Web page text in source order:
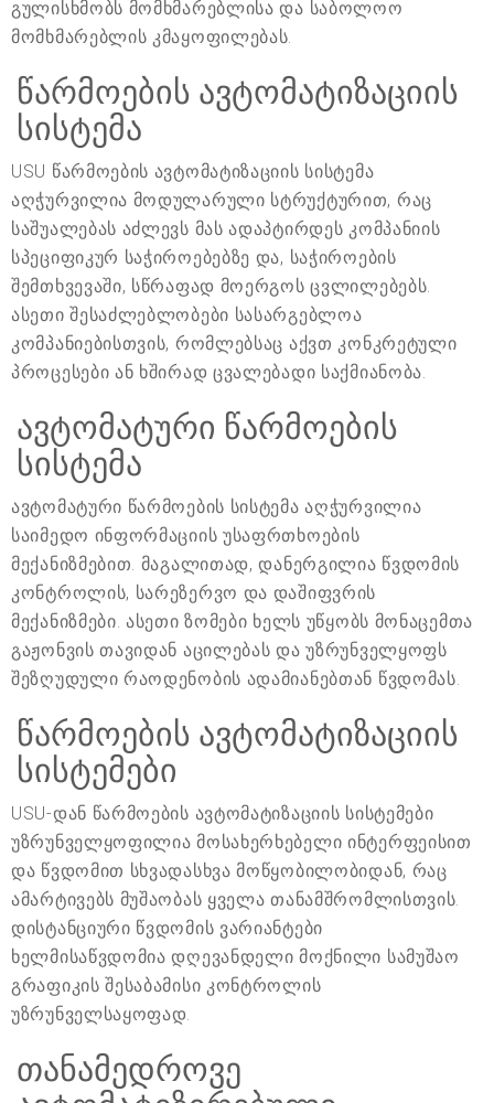
გულისხმობს მომხმარებლისა და საბოლოო
მომხმარებლის კმაყოფილებას.
წარმოების ავტომატიზაციის
სისტემა
USU წარმოების ავტომატიზაციის სისტემა
აღჭურვილია მოდულარული სტრუქტურით, რაც
საშუალებას აძლევს მას ადაპტირდეს კომპანიის
სპეციფიკურ საჭიროებებზე და, საჭიროების
შემთხვევაში, სწრაფად მოერგოს ცვლილებებს.
ასეთი შესაძლებლობები სასარგებლოა
კომპანიებისთვის, რომლებსაც აქვთ კონკრეტული
პროცესები ან ხშირად ცვალებადი საქმიანობა.
ავტომატური წარმოების
სისტემა
ავტომატური წარმოების სისტემა აღჭურვილია
საიმედო ინფორმაციის უსაფრთხოების
მექანიზმებით. მაგალითად, დანერგილია წვდომის
კონტროლის, სარეზერვო და დაშიფვრის
მექანიზმები. ასეთი ზომები ხელს უწყობს მონაცემთა
გაჟონვის თავიდან აცილებას და უზრუნველყოფს
შეზღუდული რაოდენობის ადამიანებთან წვდომას.
წარმოების ავტომატიზაციის
სისტემები
USU-დან წარმოების ავტომატიზაციის სისტემები
უზრუნველყოფილია მოსახერხებელი ინტერფეისით
და წვდომით სხვადასხვა მოწყობილობიდან, რაც
ამარტივებს მუშაობას ყველა თანამშრომლისთვის.
დისტანციური წვდომის ვარიანტები
ხელმისაწვდომია დღევანდელი მოქნილი სამუშაო
გრაფიკის შესაბამისი კონტროლის
უზრუნველსაყოფად.
თანამედროვე